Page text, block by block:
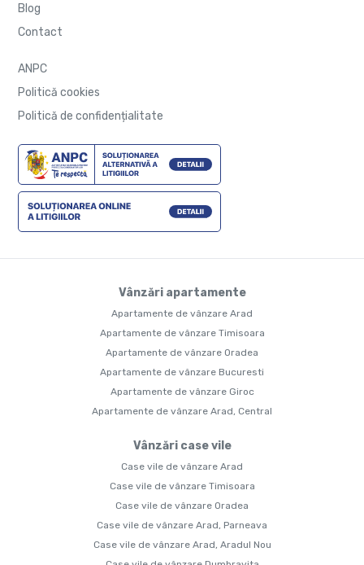
Blog
Contact
ANPC
Politică cookies
Politică de confidențialitate
Vânzări apartamente
Apartamente de vânzare Arad
Apartamente de vânzare Timisoara
Apartamente de vânzare Oradea
Apartamente de vânzare Bucuresti
Apartamente de vânzare Giroc
Apartamente de vânzare Arad, Central
Vânzări case vile
Case vile de vânzare Arad
Case vile de vânzare Timisoara
Case vile de vânzare Oradea
Case vile de vânzare Arad, Parneava
Case vile de vânzare Arad, Aradul Nou